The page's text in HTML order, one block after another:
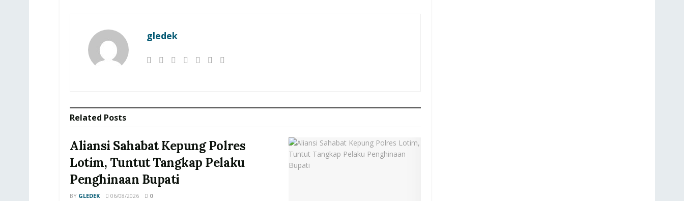
gledek
Related Posts
Aliansi Sahabat Kepung Polres
Lotim, Tuntut Tangkap Pelaku
Penghinaan Bupati
BY GLEDEK 06/08/2026 0